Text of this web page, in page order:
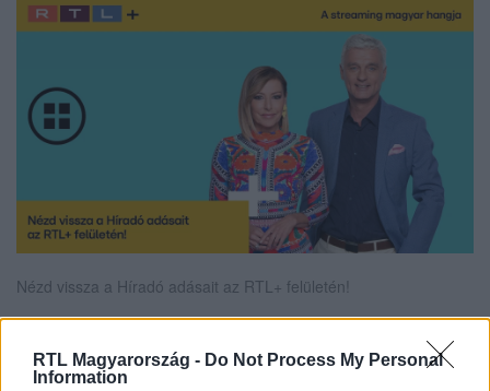
RTL Magyarország - Do Not Process My Personal
Information
Nézd vissza a Híradó adásait az RTL+ felületén!
Itt állítsd be, hogy az RTL.hu az elsők között